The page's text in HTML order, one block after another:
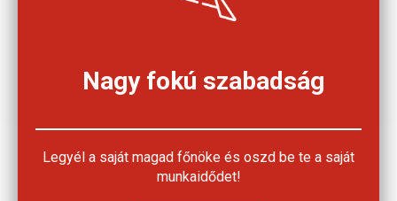
Nagy fokú szabadság
Legyél a saját magad főnöke és oszd be te a saját
munkaidődet!